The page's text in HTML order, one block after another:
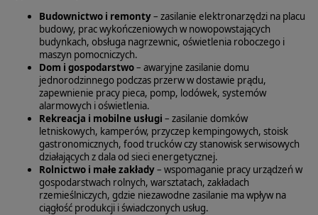
Budownictwo i remonty– zasilanie elektronarzędzi na placu
budowy, prac wykończeniowych w nowopowstających
budynkach, obsługa nagrzewnic, oświetlenia roboczego i
maszyn pomocniczych.
Dom i gospodarstwo– awaryjne zasilanie domu
jednorodzinnego podczas przerw w dostawie prądu,
zapewnienie pracy pieca, pomp, lodówek, systemów
alarmowych i oświetlenia.
Rekreacja i mobilne usługi – zasilanie domków
letniskowych, kamperów, przyczep kempingowych, stoisk
gastronomicznych, food trucków czy stanowisk serwisowych
działających z dala od sieci energetycznej.
Rolnictwo i małe zakłady– wspomaganie pracy urządzeń w
gospodarstwach rolnych, warsztatach, zakładach
rzemieślniczych, gdzie niezawodne zasilanie ma wpływ na
ciągłość produkcji i świadczonych usług.